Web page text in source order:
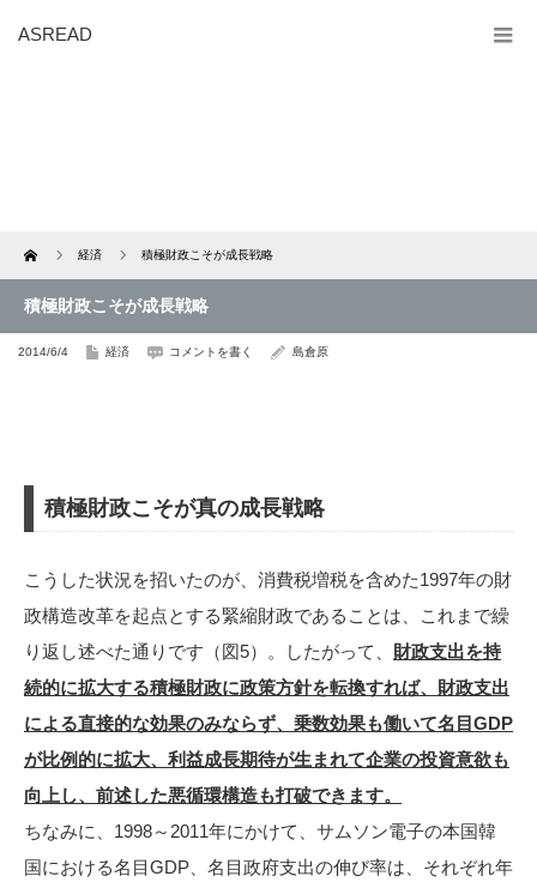
ASREAD
Home 経済 積極財政こそが成長戦略
積極財政こそが成長戦略
2014/6/4 経済 コメントを書く 島倉原
積極財政こそが真の成長戦略
こうした状況を招いたのが、消費税増税を含めた1997年の財
政構造改革を起点とする緊縮財政であることは、これまで繰
り返し述べた通りです（図5）。したがって、 財政支出を持
続的に拡大する積極財政に政策方針を転換すれば、財政支出
による直接的な効果のみならず、乗数効果も働いて名目GDP
が比例的に拡大、利益成長期待が生まれて企業の投資意欲も
向上し、前述した悪循環構造も打破できます。
ちなみに、1998～2011年にかけて、サムソン電子の本国韓
国における名目GDP、名目政府支出の伸び率は、それぞれ年